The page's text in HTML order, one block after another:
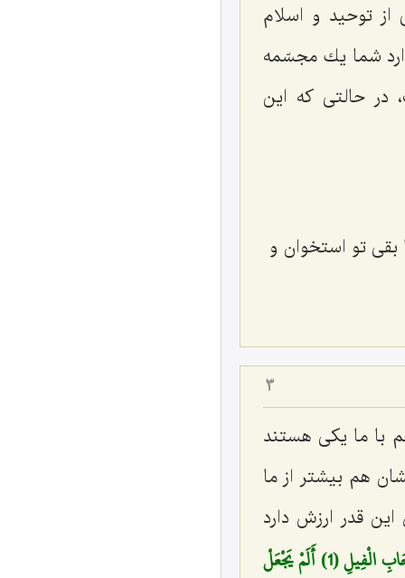
توحید و اسلام
شما یك مجسّمه
در حالتی كه این
بقی تو استخوان و
3
با ما یكی هستند
هم بیشتر از ما
قدر ارزش دارد
(أَلَمْ تَرَ كَيْفَ فَعَلَ رَبُّكَ بِأَصْحَابِ الْفِيلِ (1) أَلَمْ يَجْعَلْ